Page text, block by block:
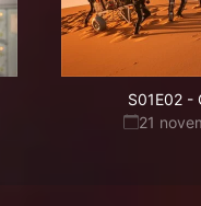
S01E02-
21